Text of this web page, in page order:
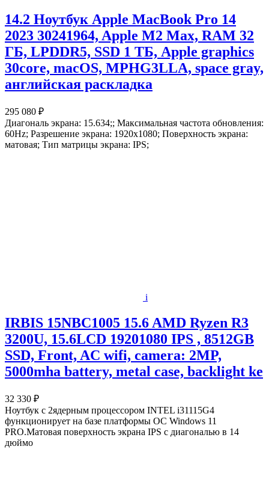
14.2 Ноутбук Apple MacBook Pro 14
2023 30241964, Apple M2 Max, RAM 32
ГБ, LPDDR5, SSD 1 ТБ, Apple graphics
30core, macOS, MPHG3LLA, space gray,
английская раскладка
295 080 ₽
Диагональ экрана: 15.634;; Максимальная частота обновления:
60Hz; Разрешение экрана: 1920x1080; Поверхность экрана:
матовая; Тип матрицы экрана: IPS;
i
IRBIS 15NBC1005 15.6 AMD Ryzen R3
3200U, 15.6LCD 19201080 IPS , 8512GB
SSD, Front, AC wifi, camera: 2MP,
5000mha battery, metal case, backlight ke
32 330 ₽
Ноутбук с 2ядерным процессором INTEL i31115G4
функционирует на базе платформы ОС Windows 11
PRO.Матовая поверхность экрана IPS с диагональю в 14
дюймо